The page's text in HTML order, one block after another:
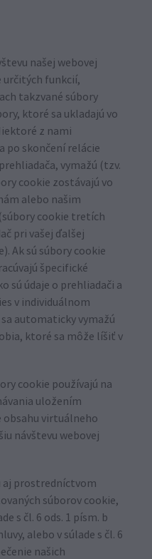
našej webovej
určitých funkcií,
takzvané súbory
ktoré sa ukladajú vo
z nami
po skončení relácie
vymažú (tzv.
cookie zostávajú vo
alebo našim
cookie tretích
pri vašej ďalšej
Ak sú súbory cookie
špecifické
sú údaje o prehliadači a
v individuálnom
automaticky vymažú
ktoré sa môže líšiť v
cookie používajú na
uložením
obsahu virtuálneho
návštevu webovej
aj prostredníctvom
súborov cookie,
s čl. 6 ods. 1 písm. b
alebo v súlade s čl. 6
našich